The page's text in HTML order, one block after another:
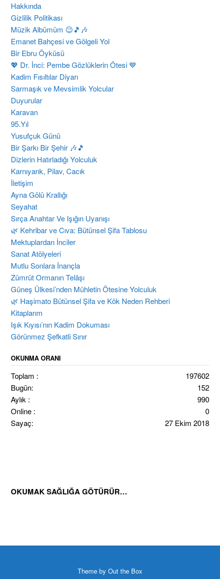
Hakkında
Gizlilik Politikası
Müzik Albümüm 😉🎵🎶
Emanet Bahçesi ve Gölgeli Yol
Bir Ebru Öyküsü
💖 Dr. İnci: Pembe Gözlüklerin Ötesi 💙
Kadim Fısıltılar Diyarı
Sarmaşık ve Mevsimlik Yolcular
Duyurular
Karavan
95.Yıl
Yusufçuk Günü
Bir Şarkı Bir Şehir 🎶🎵
Dizlerin Hatırladığı Yolculuk
Karnıyarık, Pilav, Cacık
İletişim
Ayna Gölü Krallığı
Seyahat
Sırça Anahtar Ve Işığın Uyanışı
​🌿 Kehribar ve Cıva: Bütünsel Şifa Tablosu
Mektuplardan İnciler
Sanat Atölyeleri
Mutlu Sonlara İnançla
Zümrüt Ormanın Telâşı
Güneş Ülkesi’nden Mühletin Ötesine Yolculuk
🌿 Haşimato Bütünsel Şifa ve Kök Neden Rehberi
Kitaplarım
Işık Kıyısı’nın Kadim Dokuması
Görünmez Şefkatli Sınır
OKUNMA ORANI
197602
Toplam :
152
Bugün:
990
Aylık :
0
Online :
27 Ekim 2018
Sayaç:
OKUMAK SAĞLIĞA GÖTÜRÜR…
Theme by Out the Box